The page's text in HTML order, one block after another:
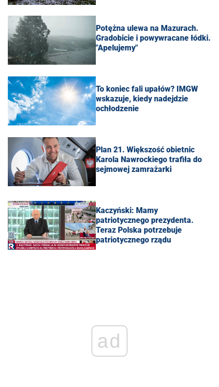
Potężna ulewa na Mazurach.
Gradobicie i powywracane łódki.
"Apelujemy"
To koniec fali upałów? IMGW
wskazuje, kiedy nadejdzie
ochłodzenie
Plan 21. Większość obietnic
Karola Nawrockiego trafiła do
sejmowej zamrażarki
Kaczyński: Mamy
patriotycznego prezydenta.
Teraz Polska potrzebuje
patriotycznego rządu
ad